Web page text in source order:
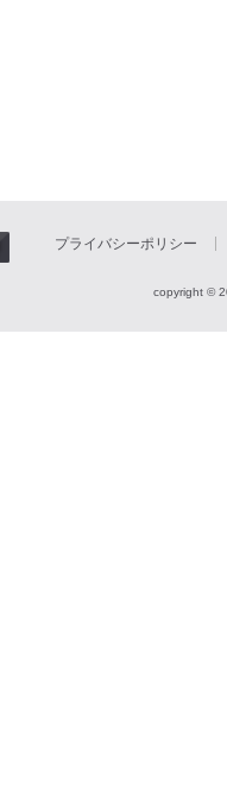
プライバシーポリシー
copyright ©